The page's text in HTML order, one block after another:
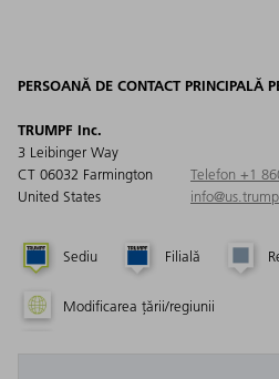
PERSOANĂ DE CONTACT PRINCIPALĂ
TRUMPF Inc.
3 Leibinger Way
CT 06032 Farmington
United States
Telefon +1
Sediu Filială
Modificarea țării/regiunii